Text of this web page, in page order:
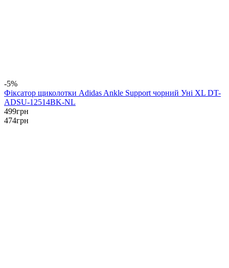
-5%
Фіксатор щиколотки Adidas Ankle Support чорний Уні XL DT-
ADSU-12514BK-NL
499грн
474грн